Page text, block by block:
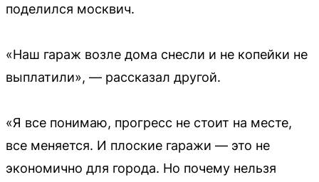
поделился москвич.
«Наш гараж возле дома снесли и не копейки не
выплатили», — рассказал другой.
«Я все понимаю, прогресс не стоит на месте,
все меняется. И плоские гаражи — это не
экономично для города. Но почему нельзя